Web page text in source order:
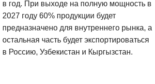
в год. При выходе на полную мощность в
2027 году 60% продукции будет
предназначено для внутреннего рынка, а
остальная часть будет экспортироваться
в Россию, Узбекистан и Кыргызстан.